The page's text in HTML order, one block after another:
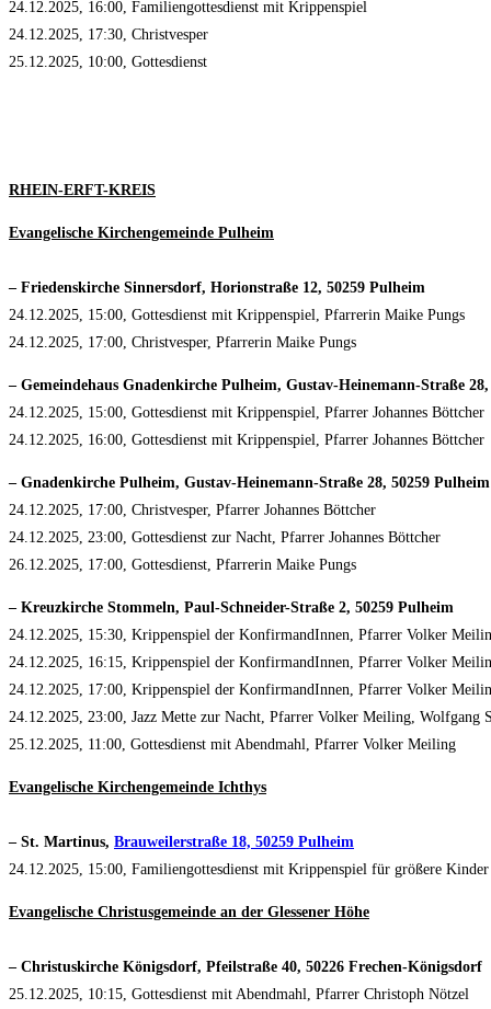
24.12.2025, 16:00, Familiengottesdienst mit Krippenspiel
24.12.2025, 17:30, Christvesper
25.12.2025, 10:00, Gottesdienst
RHEIN-ERFT-KREIS
Evangelische Kirchengemeinde Pulheim
– Friedenskirche Sinnersdorf, Horionstraße 12, 50259 Pulheim
24.12.2025, 15:00, Gottesdienst mit Krippenspiel, Pfarrerin Maike Pungs
24.12.2025, 17:00, Christvesper, Pfarrerin Maike Pungs
– Gemeindehaus Gnadenkirche Pulheim, Gustav-Heinemann-Straße
24.12.2025, 15:00, Gottesdienst mit Krippenspiel, Pfarrer Johannes Böttcher
24.12.2025, 16:00, Gottesdienst mit Krippenspiel, Pfarrer Johannes Böttcher
– Gnadenkirche Pulheim, Gustav-Heinemann-Straße 28, 50259 Pulheim
24.12.2025, 17:00, Christvesper, Pfarrer Johannes Böttcher
24.12.2025, 23:00, Gottesdienst zur Nacht, Pfarrer Johannes Böttcher
26.12.2025, 17:00, Gottesdienst, Pfarrerin Maike Pungs
– Kreuzkirche Stommeln, Paul-Schneider-Straße 2, 50259 Pulheim
24.12.2025, 15:30, Krippenspiel der KonfirmandInnen, Pfarrer Volker
24.12.2025, 16:15, Krippenspiel der KonfirmandInnen, Pfarrer Volker
24.12.2025, 17:00, Krippenspiel der KonfirmandInnen, Pfarrer Volker
24.12.2025, 23:00, Jazz Mette zur Nacht, Pfarrer Volker Meiling,
25.12.2025, 11:00, Gottesdienst mit Abendmahl, Pfarrer Volker Meiling
Evangelische Kirchengemeinde Ichthys
– St. Martinus, Brauweilerstraße 18, 50259 Pulheim
24.12.2025, 15:00, Familiengottesdienst mit Krippenspiel für größere Kinder
Evangelische Christusgemeinde an der Glessener Höhe
– Christuskirche Königsdorf, Pfeilstraße 40, 50226 Frechen-Königsdorf
25.12.2025, 10:15, Gottesdienst mit Abendmahl, Pfarrer Christoph Nötzel